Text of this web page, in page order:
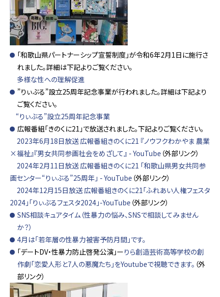
「和歌山県パートナーシップ宣誓制度」が令和6年2月1日に施行さ
れました。詳細は下記よりご覧ください。
多様な性への理解促進
”りぃぶる”設立25周年記念事業が行われました。詳細は下記より
ご覧ください。
“りぃぶる”設立25周年記念事業
広報番組「きのくに21」で放送されました。下記よりご覧ください。
2023年6月18日放送 広報番組きのくに21 『ノウフクわかやま 農業
×福祉』『男女共同参画社会をめざして』 - YouTube （外部リンク）
2024年2月11日放送 広報番組きのくに21 「和歌山県男女共同参
画センター“りぃぶる”25周年」 - YouTube （外部リンク）
2024年12月15日放送 広報番組きのくに21「ふれあい人権フェスタ
2024」「りぃぶるフェスタ2024」-YouTube （外部リンク）
SNS相談キュアタイム（性暴力の悩み、SNSで相談してみません
か？）
4月は「若年層の性暴力被害予防月間」です。
「デートDV・性暴力防止啓発公演」ーりら創造芸術高等学校の創
作劇「恋愛人形と7人の悪魔たち」をYoutubeで視聴できます。 （外
部リンク）